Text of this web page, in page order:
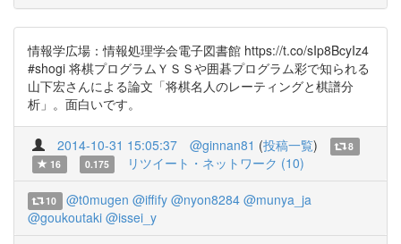
情報学広場：情報処理学会電子図書館 https://t.co/sIp8BcyIz4
#shogi 将棋プログラムＹＳＳや囲碁プログラム彩で知られる
山下宏さんによる論文「将棋名人のレーティングと棋譜分
析」。面白いです。
2014-10-31 15:05:37 @ginnan81 (投稿一覧)
8
16
0.175 リツイート・ネットワーク (10)
10 @t0mugen @iffify @nyon8284 @munya_ja
@goukoutaki @issei_y